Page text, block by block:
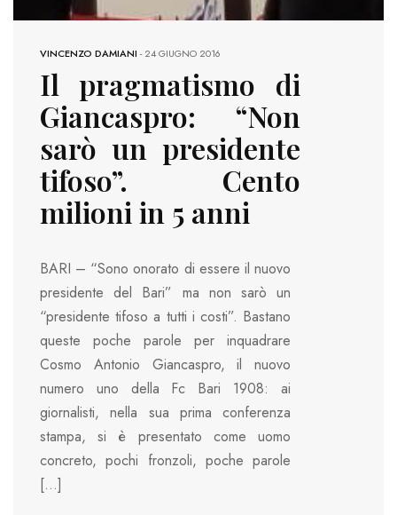
VINCENZO DAMIANI -24 GIUGNO 2016
Il pragmatismo di
Giancaspro: “Non
sarò un presidente
tifoso”. Cento
milioni in 5 anni
BARI – “Sono onorato di essere il nuovo
presidente del Bari” ma non sarò un
“presidente tifoso a tutti i costi”. Bastano
queste poche parole per inquadrare
Cosmo Antonio Giancaspro, il nuovo
numero uno della Fc Bari 1908: ai
giornalisti, nella sua prima conferenza
stampa, si è presentato come uomo
concreto, pochi fronzoli, poche parole
[…]